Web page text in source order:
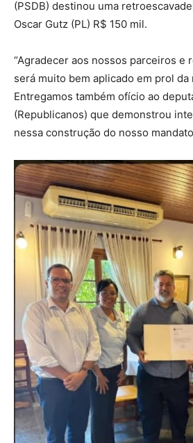
(PSDB) destinou uma
Oscar Gutz (PL) R$ 150 mil.
“Agradecer aos nossos parceiros e
será muito bem aplicado em prol da
Entregamos também ofício ao
(Republicanos) que demonstrou
nessa construção do nosso